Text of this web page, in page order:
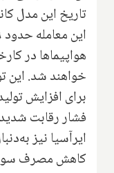
تاریخ این مدل
هواپیماها در
خواهند شد. این
فشار رقابت
ایرآسیا نیز
کاهش مصرف